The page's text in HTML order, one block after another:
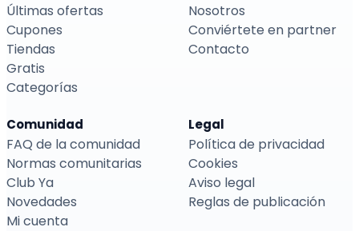
Últimas ofertas
Cupones
Tiendas
Gratis
Categorías
Nosotros
Conviértete en partner
Contacto
Comunidad
FAQ de la comunidad
Normas comunitarias
Club Ya
Novedades
Mi cuenta
Legal
Política de privacidad
Cookies
Aviso legal
Reglas de publicación